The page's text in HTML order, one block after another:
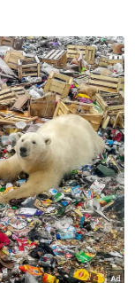
Klik di sini!
dapatkan
×
Cina
& Sarawak